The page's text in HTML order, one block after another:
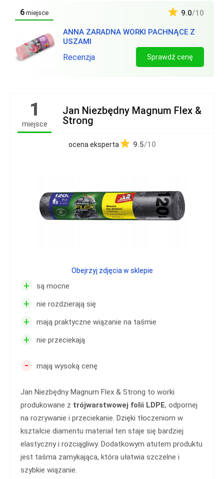
6 miejsce
ANNA ZARADNA WORKI PACHNĄCE Z
USZAMI
9.0/10
Recenzja Sprawdź cenę
1
miejsce
Jan Niezbędny Magnum Flex &
Strong
ocena eksperta 9.5/10
+ są mocne
+ nie rozdzierają się
+ mają praktyczne wiązanie na taśmie
+ nie przeciekają
- mają wysoką cenę
Jan Niezbędny Magnum Flex & Strong to worki
produkowane z trójwarstwowej folii LDPE, odpornej
na rozrywanie i przeciekanie. Dzięki tłoczeniom w
kształcie diamentu materiał ten staje się bardziej
elastyczny i rozciągliwy. Dodatkowym atutem produktu
jest taśma zamykająca, która ułatwia szczelne i
szybkie wiązanie.
Obejrzyj zdjęcia w sklepie